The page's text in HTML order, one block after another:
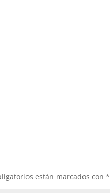
están marcados con*